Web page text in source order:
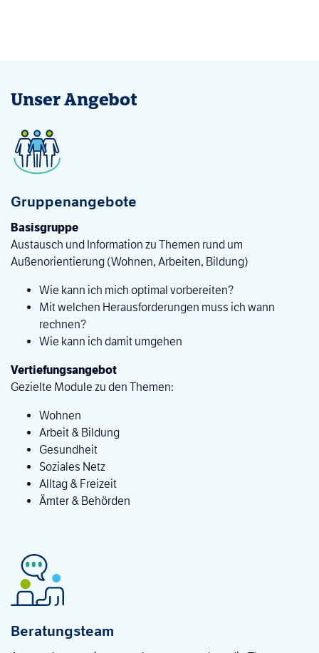
Unser Angebot
Gruppenangebote
Basisgruppe
Austausch und Information zu Themen rund um
Außenorientierung (Wohnen, Arbeiten, Bildung)
Wie kann ich mich optimal vorbereiten?
Mit welchen Herausforderungen muss ich wann
rechnen?
Wie kann ich damit umgehen
Vertiefungsangebot
Gezielte Module zu den Themen:
Wohnen
Arbeit & Bildung
Gesundheit
Soziales Netz
Alltag & Freizeit
Ämter & Behörden
Beratungsteam